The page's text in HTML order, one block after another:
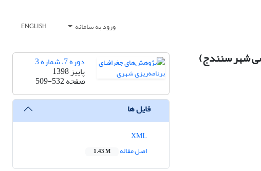
ورود به سامانه ENGLISH
شهر سنندج) دوره 7، شماره 3
پاییز 1398
صفحه509-532
فایل ها
اصل مقاله
1.43 M